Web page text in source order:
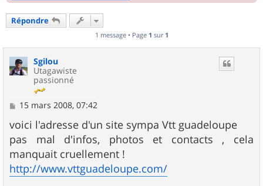
Répondre
1 message • Page 1 sur 1
Sgilou
Utagawiste
passionné
M
s
s
a
g
e
15 mars 2008, 07:42
voici l'adresse d'un site sympa Vtt guadeloupe
pas mal d'infos, photos et contacts , cela
manquait cruellement !
http://www.vttguadeloupe.com/